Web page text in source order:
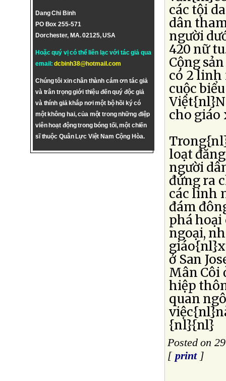
Dang Chi Binh
PO Box 255-571
Dorchester, MA. 02125, USA
Hoặc quý vị có thể liên lạc với tác giả qua
email:dcbinh38@hotmail.com
Chúng tôi xin chân thành cám ơn tác giả
và trân trọng giới thiệu đến quý độc giả
và thính giả khắp nơi một bộ hồi ký có
một không hai, của một trong những điệp
viên hoạt động trong bóng tối, một chiến
sĩ thuộc Quân Lực Việt Nam Cộng Hòa.
các tội
dân
người
420 nữ
Cộng
có 2 linh
cuộc
cho giáo
loạt
người
đứng ra
các linh
đám
phá
ngoại,
ở San
Mân Côi
hiệp
quan
{nl}{nl}
Posted on
[ print]